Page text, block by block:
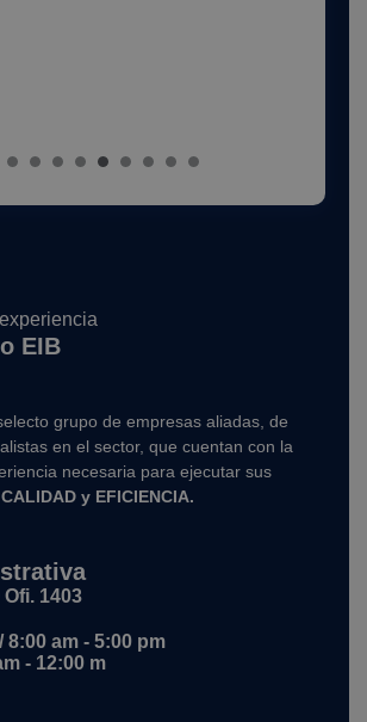
EIB
grupo de empresas aliadas, de
en el sector, que cuentan con la
necesaria para ejecutar sus
y EFICIENCIA.
1403
8:00 am - 5:00 pm
- 12:00 m